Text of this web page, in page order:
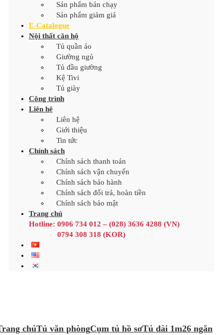
Sản phẩm bán chạy
Sản phẩm giảm giá
E-Catalogue
Nội thất căn hộ
Tủ quần áo
Giường ngủ
Tủ đầu giường
Kệ Tivi
Tủ giày
Công trình
Liên hệ
Liên hệ
Giới thiệu
Tin tức
Chính sách
Chính sách thanh toán
Chính sách vận chuyển
Chính sách bảo hành
Chính sách đổi trả, hoàn tiền
Chính sách bảo mật
Trang chủ
Hotline: 0906 734 012 – (028) 3636 4288 (VN)
0794 308 318 (KOR)
chủTủ văn phòngCụm tủ hồ sơTủ dài 1m26 ngăn